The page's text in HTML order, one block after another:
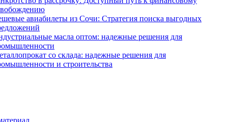
авиабилеты из Сочи: Стратегия поиска выгодных
масла оптом: надежные решения для
со склада: надежные решения для
и строительства